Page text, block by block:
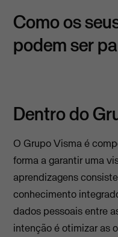
Como os
podem ser
Dentro do
O Grupo Visma é
forma a garantir uma
aprendizagens
conhecimento
dados pessoais entre
intenção é otimizar as